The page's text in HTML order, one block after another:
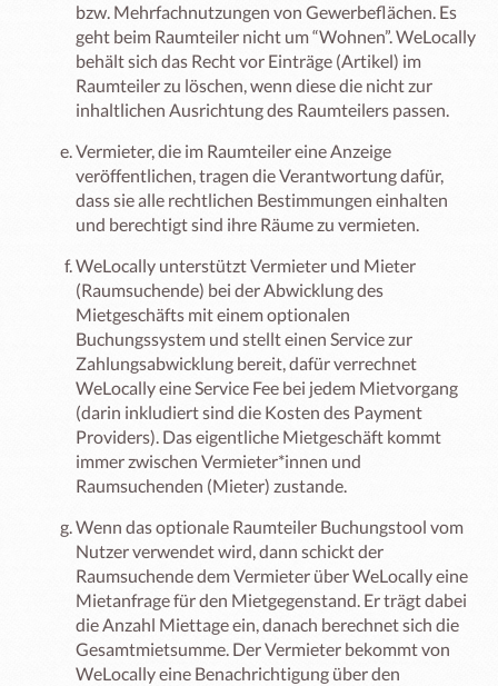
bzw. Mehrfachnutzungen von Gewerbeflächen. Es
geht beim Raumteiler nicht um “Wohnen”. WeLocally
behält sich das Recht vor Einträge (Artikel) im
Raumteiler zu löschen, wenn diese die nicht zur
inhaltlichen Ausrichtung des Raumteilers passen.
Vermieter, die im Raumteiler eine Anzeige
veröffentlichen, tragen die Verantwortung dafür,
dass sie alle rechtlichen Bestimmungen einhalten
und berechtigt sind ihre Räume zu vermieten.
WeLocally unterstützt Vermieter und Mieter
(Raumsuchende) bei der Abwicklung des
Mietgeschäfts mit einem optionalen
Buchungssystem und stellt einen Service zur
Zahlungsabwicklung bereit, dafür verrechnet
WeLocally eine Service Fee bei jedem Mietvorgang
(darin inkludiert sind die Kosten des Payment
Providers). Das eigentliche Mietgeschäft kommt
immer zwischen Vermieter*innen und
Raumsuchenden (Mieter) zustande.
Wenn das optionale Raumteiler Buchungstool vom
Nutzer verwendet wird, dann schickt der
Raumsuchende dem Vermieter über WeLocally eine
Mietanfrage für den Mietgegenstand. Er trägt dabei
die Anzahl Miettage ein, danach berechnet sich die
Gesamtmietsumme. Der Vermieter bekommt von
WeLocally eine Benachrichtigung über den